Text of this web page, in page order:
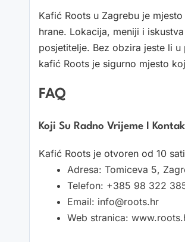
Kafić Roots u Zagrebu je
hrane. Lokacija, meniji i
posjetitelje. Bez obzira jeste li
kafić Roots je sigurno mjesto
FAQ
Koji Su Radno Vrijeme I
Kafić Roots je otvoren od 10
Adresa: Tomiceva 5,
Telefon: +385 98 322
Email: info@roots.hr
Web stranica: